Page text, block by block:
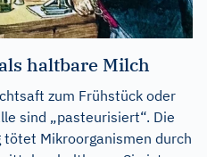
haltbare Milch
zum Frühstück oder
sind „pasteurisiert“. Die
Mikroorganismen durch